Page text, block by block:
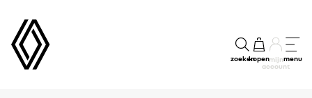
zoekenkopenmijn
account
menu